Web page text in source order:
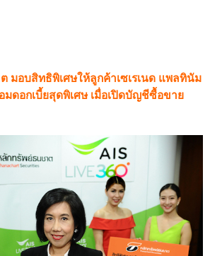
มอบสิทธิพิเศษให้ลูกค้าเซเรเนด แพลทินัม
ดอกเบี้ยสุดพิเศษ เมื่อเปิดบัญชีซื้อขาย